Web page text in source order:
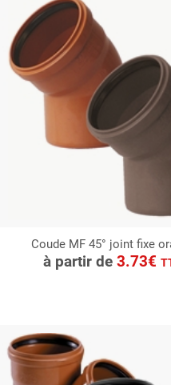
Coude MF 45° joint fixe
à partir de3.73€
CONSULTER
Demande de devis